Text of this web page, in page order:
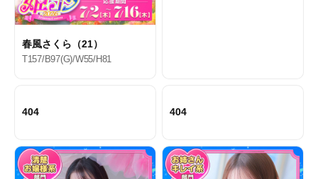
春風さくら（21）
T157/B97(G)/W55/H81
404 404